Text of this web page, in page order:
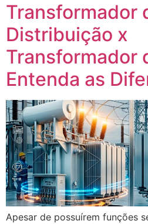
Transformador
Distribuição x
Transformador
Entenda as
Apesar de possuírem funções